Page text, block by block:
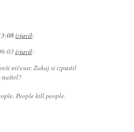
izjavil:
izjavil:
ničesar. Zakaj si izpustil
naštel?
People kill people.